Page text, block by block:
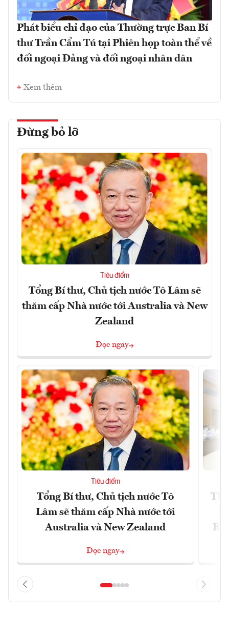
Phát biểu chỉ đạo của Thường trực Ban Bí
thư Trần Cẩm Tú tại Phiên họp toàn thể về
đối ngoại Đảng và đối ngoại nhân dân
Xem thêm
Đừng bỏ lỡ
Tiêu điểm
Tổng Bí thư, Chủ tịch nước Tô Lâm sẽ
thăm cấp Nhà nước tới Australia và New
Zealand
Đọc ngay
Tiêu điểm
Tổng Bí thư, Chủ tịch nước Tô
Lâm sẽ thăm cấp Nhà nước tới
Australia và New Zealand
Đọc ngay